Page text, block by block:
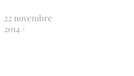
22 novembre
2014 /